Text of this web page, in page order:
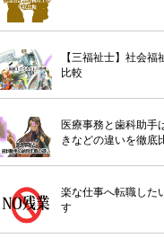
【三福祉士】社会
比較
医療事務と歯科助手
きなどの違いを徹底
楽な仕事へ転職した
す